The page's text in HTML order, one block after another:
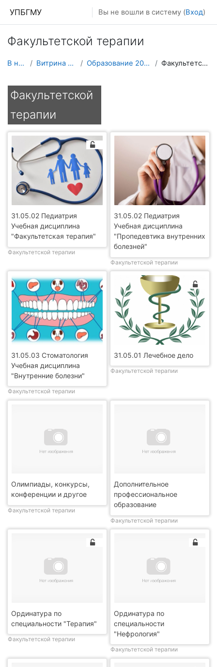
УПБГМУ Вы не вошли в систему (Вход)
Факультетской терапии
В начало Витрина курсов 3KL Образование 2025-2026 уч.год Факультетской терапии
Факультетской
терапии
31.05.02 Педиатрия
Учебная дисциплина
"Факультетская терапия"
Факультетской терапии
31.05.02 Педиатрия
Учебная дисциплина
"Пропедевтика внутренних
болезней"
Факультетской терапии
31.05.03 Стоматология
Учебная дисциплина
"Внутренние болезни"
Факультетской терапии
31.05.01 Лечебное дело
Факультетской терапии
Олимпиады, конкурсы,
конференции и другое
Факультетской терапии
Дополнительное
профессиональное
образование
Факультетской терапии
Ординатура по
специальности "Терапия"
Факультетской терапии
Ординатура по
специальности
"Нефрология"
Факультетской терапии